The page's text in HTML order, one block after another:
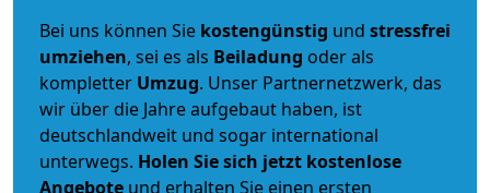
Bei uns können Sie kostengünstig und stressfrei
umziehen, sei es als Beiladung oder als
kompletter Umzug. Unser Partnernetzwerk, das
wir über die Jahre aufgebaut haben, ist
deutschlandweit und sogar international
unterwegs. Holen Sie sich jetzt kostenlose
Angebote und erhalten Sie einen ersten